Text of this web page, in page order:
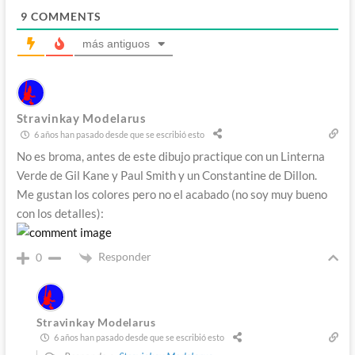
9 COMMENTS
más antiguos
Stravinkay Modelarus
6 años han pasado desde que se escribió esto
No es broma, antes de este dibujo practique con un Linterna
Verde de Gil Kane y Paul Smith y un Constantine de Dillon.
Me gustan los colores pero no el acabado (no soy muy bueno
con los detalles):
0 Responder
Stravinkay Modelarus
6 años han pasado desde que se escribió esto